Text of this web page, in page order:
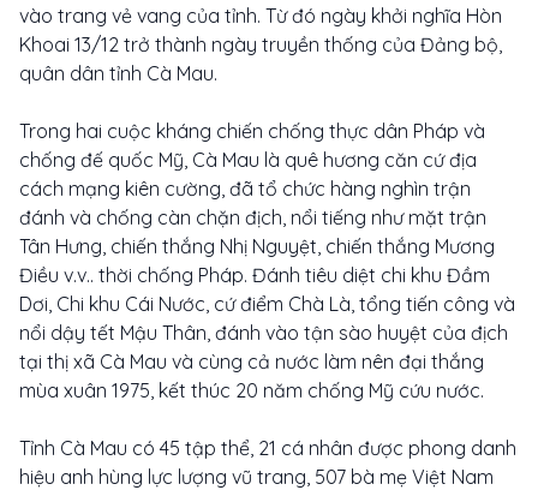
vào trang vẻ vang của tỉnh. Từ đó ngày khởi nghĩa Hòn
Khoai 13/12 trở thành ngày truyền thống của Đảng bộ,
quân dân tỉnh Cà Mau.
Trong hai cuộc kháng chiến chống thực dân Pháp và
chống đế quốc Mỹ, Cà Mau là quê hương căn cứ địa
cách mạng kiên cường, đã tổ chức hàng nghìn trận
đánh và chống càn chặn địch, nổi tiếng như mặt trận
Tân Hưng, chiến thắng Nhị Nguyệt, chiến thắng Mương
Điều v.v.. thời chống Pháp. Đánh tiêu diệt chi khu Đầm
Dơi, Chi khu Cái Nước, cứ điểm Chà Là, tổng tiến công và
nổi dậy tết Mậu Thân, đánh vào tận sào huyệt của địch
tại thị xã Cà Mau và cùng cả nước làm nên đại thắng
mùa xuân 1975, kết thúc 20 năm chống Mỹ cứu nước.
Tỉnh Cà Mau có 45 tập thể, 21 cá nhân được phong danh
hiệu anh hùng lực lượng vũ trang, 507 bà mẹ Việt Nam